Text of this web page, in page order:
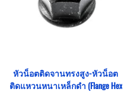
หัวน็อตติดจานทรงสูง-หัวน็อต
ติดแหวนหนาเหล็กดำ (Flange Hex